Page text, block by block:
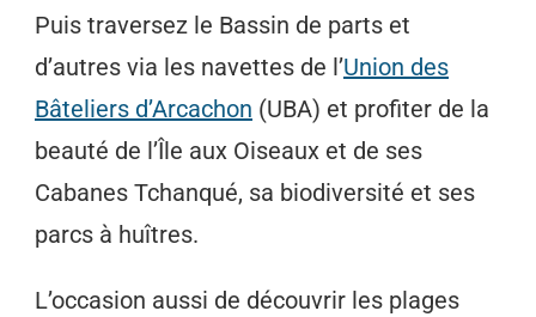
Puis traversez le Bassin de parts et
d’autres via les navettes de l’Union des
Bâteliers d’Arcachon (UBA) et profiter de la
beauté de l’Île aux Oiseaux et de ses
Cabanes Tchanqué, sa biodiversité et ses
parcs à huîtres.
L’occasion aussi de découvrir les plages